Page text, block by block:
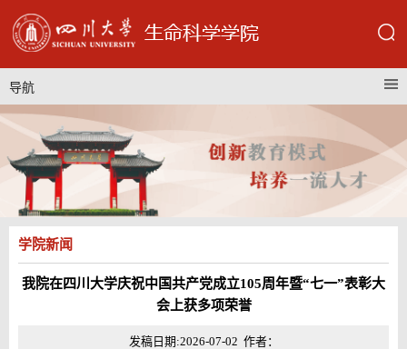
导航
学院新闻
我院在四川大学庆祝中国共产党成立105周年暨“七一”表彰大
会上获多项荣誉
发稿日期:2026-07-02 作者：